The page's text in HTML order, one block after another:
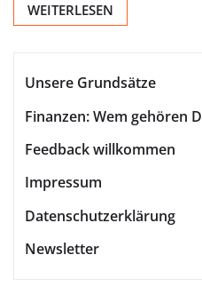
WEITERLESEN
Unsere Grundsätze
Finanzen: Wem gehören
Feedback willkommen
Impressum
Datenschutzerklärung
Newsletter